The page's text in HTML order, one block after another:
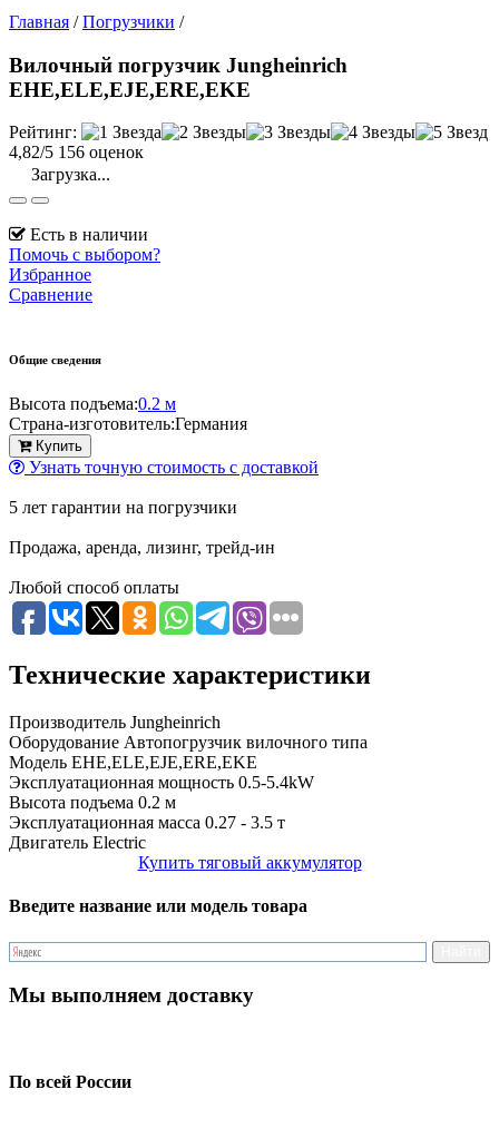
Главная /Погрузчики /
Вилочный погрузчик Jungheinrich
EHE,ELE,EJE,ERE,EKE
Рейтинг:
4,82/5 156 оценок
Загрузка...
Есть в наличии
Помочь с выбором?
Избранное
Сравнение
Общие сведения
Высота подъема:0.2 м
Страна-изготовитель:Германия
Купить
Узнать точную стоимость с доставкой
5 лет гарантии на погрузчики
Продажа, аренда, лизинг, трейд-ин
Любой способ оплаты
Технические характеристики
Производитель Jungheinrich
Оборудование Автопогрузчик вилочного типа
Модель EHE,ELE,EJE,ERE,EKE
Эксплуатационная мощность 0.5-5.4kW
Высота подъема 0.2 м
Эксплуатационная масса 0.27 - 3.5 т
Двигатель Electric
Купить тяговый аккумулятор
Введите название или модель товара
Мы выполняем доставку
По всей России